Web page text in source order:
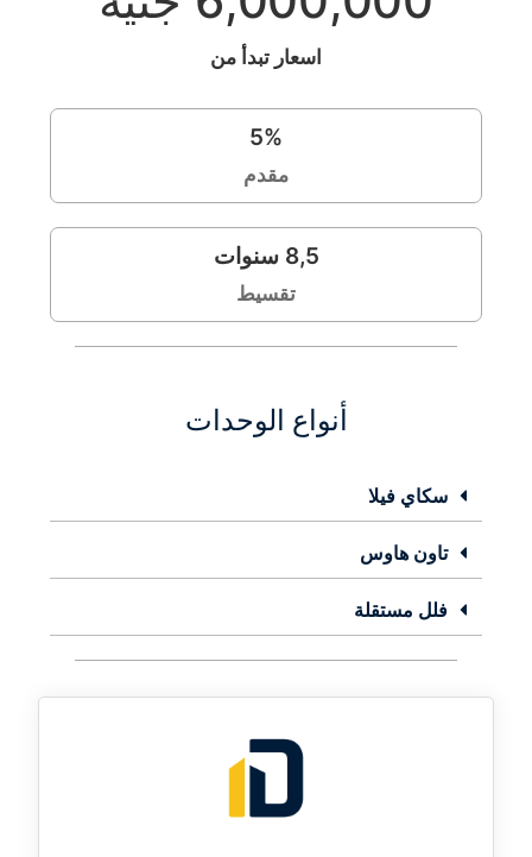
اسعار تبدأ من
5%
مقدم
8,5 سنوات
تقسيط
أنواع الوحدات
سكاي فيلا
تاون هاوس
فلل مستقلة